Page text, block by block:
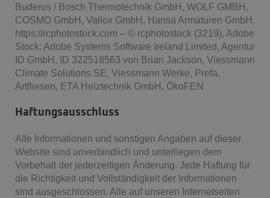
Buderus / Bosch Thermotechnik GmbH, WOLF GMBH,
COSMO GmbH, Vallox GmbH, Hansa Armaturen GmbH,
https://rcphotostock.com – © rcphotostock (3219), Adobe
Stock: Adobe Systems Software Ireland Limited, Agentur
ID GmbH, ID 322518563 von Brian Jackson, Viessmann
Climate Solutions SE, Viessmann Werke, Prefa,
Artfliesen, ETA Heiztechnik GmbH, ÖkoFEN
Haftungsausschluss
Alle Informationen und sonstigen Angaben auf dieser
Website sind unverbindlich und unterliegen dem
Vorbehalt der jederzeitigen Änderung. Jede Haftung für
die Richtigkeit und Vollständigkeit der Informationen
sind ausgeschlossen. Alle auf unseren Internetseiten